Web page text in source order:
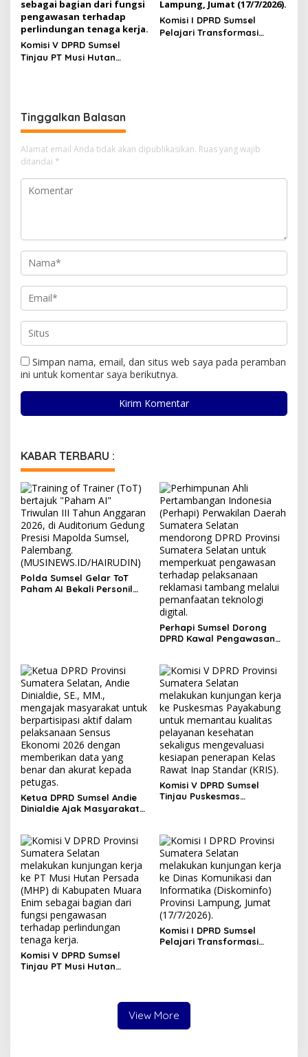
Komisi V DPRD Sumsel
Tinjau PT Musi Hutan
Komisi I DPRD Sumsel
Pelajari Transformasi
Tinggalkan Balasan
Alamat email Anda tidak akan dipublikasikan. Ruas yang wajib
ditandai *
Simpan nama, email, dan situs web saya pada peramban
ini untuk komentar saya berikutnya.
KABAR TERBARU :
Polda Sumsel Gelar ToT
Paham AI Bekali Personil
Perhapi Sumsel Dorong
DPRD Kawal Pengawasan
Ketua DPRD Sumsel Andie
Dinialdie Ajak Masyarakat
Komisi V DPRD Sumsel
Tinjau Puskesmas
Komisi V DPRD Sumsel
Tinjau PT Musi Hutan
Komisi I DPRD Sumsel
Pelajari Transformasi
View More